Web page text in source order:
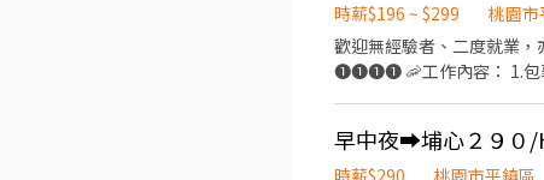
鎮南豐－智取店｜南豐路
鎮文心－智取店｜文心路112
🏪 桃園永安店｜永安路290
街105號1樓 🏪 桃園國強店
桃園大業－智取店｜大業
同安－智取店｜同安街336
七－智取店｜天祥七街30號
時薪$196 ~ $299
桃園市
歡迎無經驗者、二度就業
❶❶❶❶ 🦐工作內容： 1.包裹
A. 一周須配合3-5(包含六
早中夜➡️埔心２９０/
時薪$290
桃園市平鎮區